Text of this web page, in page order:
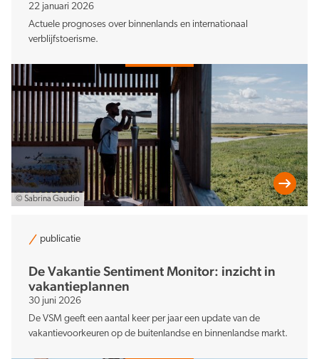
© Sabrina Gaudio
22 januari 2026
Actuele prognoses over binnenlands en internationaal
verblijfstoerisme.
publicatie
De Vakantie Sentiment Monitor: inzicht in
vakantieplannen
30 juni 2026
De VSM geeft een aantal keer per jaar een update van de
vakantievoorkeuren op de buitenlandse en binnenlandse markt.